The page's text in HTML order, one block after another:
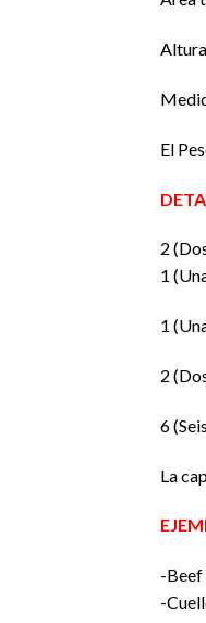
El
2
1
1
2
6
La
-Beef
-